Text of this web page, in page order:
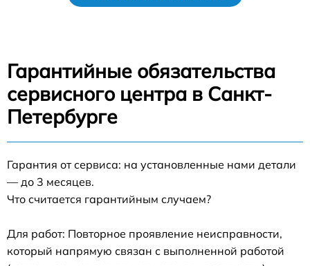
Гарантийные обязательства
сервисного центра в Санкт-
Петербурге
Гарантия от сервиса: на установленные нами детали
— до 3 месяцев.
Что считается гарантийным случаем?
Для работ: Повторное проявление неисправности,
который напрямую связан с выполненной работой